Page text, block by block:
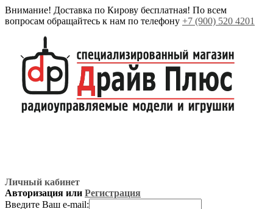
Внимание! Доставка по Кирову бесплатная! По всем
вопросам обращайтесь к нам по телефону +7 (900) 520 4201
Личный кабинет
Авторизация или Регистрация
Введите Ваш e-mail: